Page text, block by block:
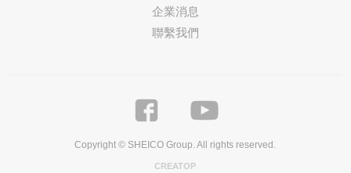
企業消息
聯繫我們
Copyright © SHEICO Group. All rights reserved.
CREATOP